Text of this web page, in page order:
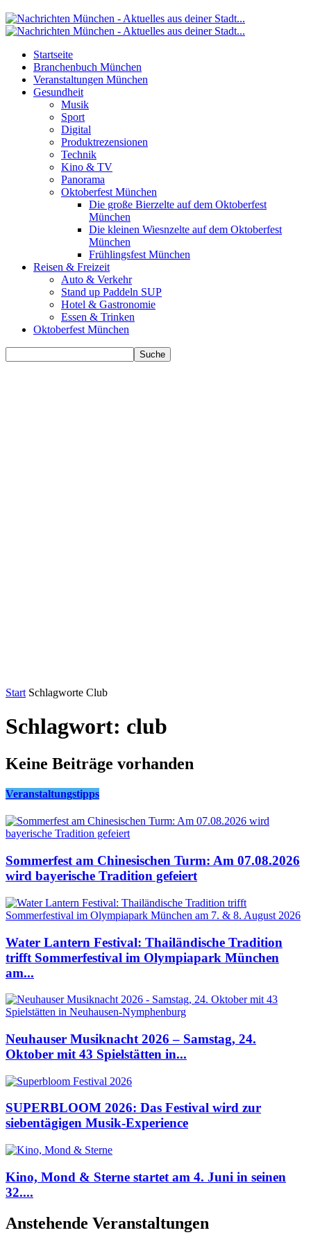
Startseite
Branchenbuch München
Veranstaltungen München
Gesundheit
Musik
Sport
Digital
Produktrezensionen
Technik
Kino & TV
Panorama
Oktoberfest München
Die große Bierzelte auf dem Oktoberfest
München
Die kleinen Wiesnzelte auf dem Oktoberfest
München
Frühlingsfest München
Reisen & Freizeit
Auto & Verkehr
Stand up Paddeln SUP
Hotel & Gastronomie
Essen & Trinken
Oktoberfest München
Start Schlagworte Club
Schlagwort: club
Keine Beiträge vorhanden
Veranstaltungstipps
Sommerfest am Chinesischen Turm: Am 07.08.2026
wird bayerische Tradition gefeiert
Water Lantern Festival: Thailändische Tradition
trifft Sommerfestival im Olympiapark München
am...
Neuhauser Musiknacht 2026 – Samstag, 24.
Oktober mit 43 Spielstätten in...
SUPERBLOOM 2026: Das Festival wird zur
siebentägigen Musik-Experience
Kino, Mond & Sterne startet am 4. Juni in seinen
32....
Anstehende Veranstaltungen